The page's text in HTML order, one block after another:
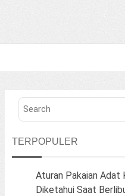
TERPOPULER
Aturan Pakaian Adat
Diketahui Saat